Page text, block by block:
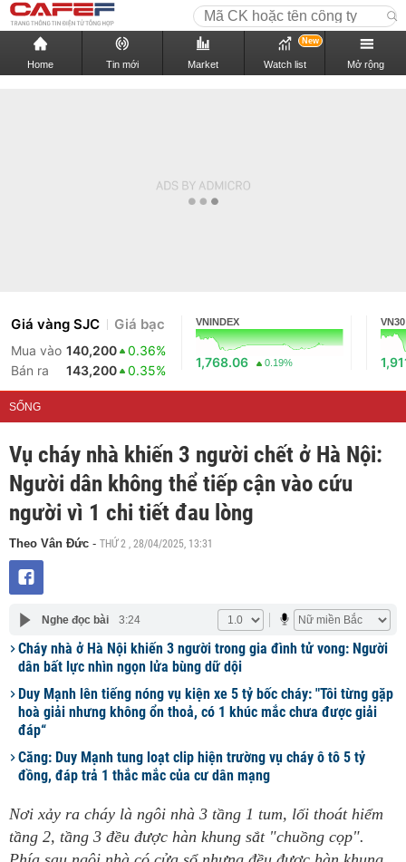
Home Tin mới Market Watch list
New
Mở rộng
Giá vàng SJC Giá bạc
Mua vào 140,200
0.36%
Bán ra
143,200 0.35%
VNINDEX
1,768.06 0.19%
VN30
SỐNG
Vụ cháy nhà khiến 3 người chết ở Hà Nội:
Người dân không thể tiếp cận vào cứu
người vì 1 chi tiết đau lòng
Theo Vân Đức - THỨ 2 , 28/04/2025, 13:31
Nghe đọc bài 3:24
Cháy nhà ở Hà Nội khiến 3 người trong gia đình tử vong: Người
dân bất lực nhìn ngọn lửa bùng dữ dội
Duy Mạnh lên tiếng nóng vụ kiện xe 5 tỷ bốc cháy: "Tôi từng gặp
hoà giải nhưng không ổn thoả, có 1 khúc mắc chưa được giải
đáp“
Căng: Duy Mạnh tung loạt clip hiện trường vụ cháy ô tô 5 tỷ
đồng, đáp trả 1 thắc mắc của cư dân mạng
Nơi xảy ra cháy là ngôi nhà 3 tầng 1 tum, lối thoát hiểm
tầng 2, tầng 3 đều được hàn khung sắt "chuồng cọp".